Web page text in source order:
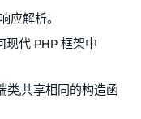
应解析。
现代 PHP 框架中
类,共享相同的构造函